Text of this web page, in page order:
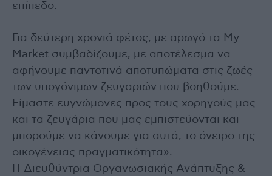
επίπεδο.
Για δεύτερη χρονιά φέτος, με αρωγό τα My
Market συμβαδίζουμε, με αποτέλεσμα να
αφήνουμε παντοτινά αποτυπώματα στις ζωές
των υπογόνιμων ζευγαριών που βοηθούμε.
Είμαστε ευγνώμονες προς τους χορηγούς μας
και τα ζευγάρια που μας εμπιστεύονται και
μπορούμε να κάνουμε για αυτά, το όνειρο της
οικογένειας πραγματικότητα».
Η Διευθύντρια Οργανωσιακής Ανάπτυξης &